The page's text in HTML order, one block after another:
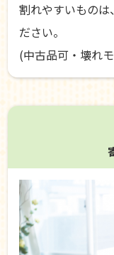
割れやすいものは
ださい。
(中古品可・壊れ